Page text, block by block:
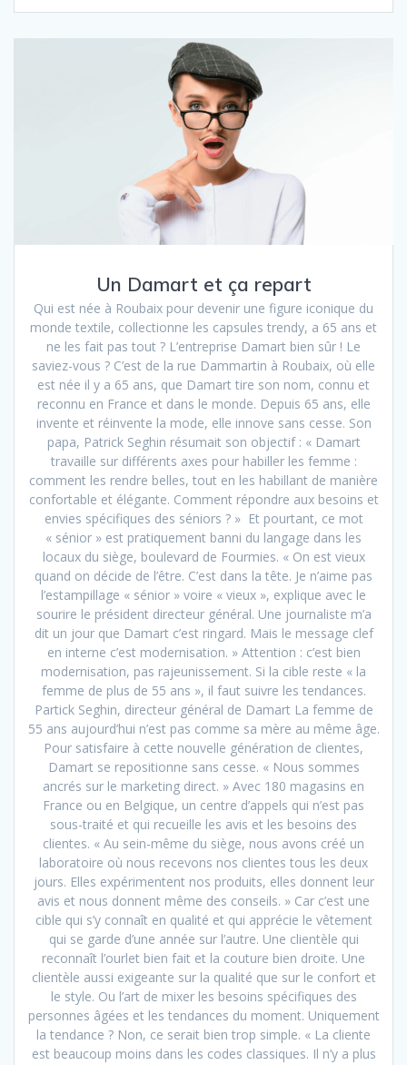
Un Damart et ça repart
Qui est née à Roubaix pour devenir une figure iconique du
monde textile, collectionne les capsules trendy, a 65 ans et
ne les fait pas tout ? L’entreprise Damart bien sûr ! Le
saviez-vous ? C’est de la rue Dammartin à Roubaix, où elle
est née il y a 65 ans, que Damart tire son nom, connu et
reconnu en France et dans le monde. Depuis 65 ans, elle
invente et réinvente la mode, elle innove sans cesse. Son
papa, Patrick Seghin résumait son objectif : « Damart
travaille sur différents axes pour habiller les femme :
comment les rendre belles, tout en les habillant de manière
confortable et élégante. Comment répondre aux besoins et
envies spécifiques des séniors ? » Et pourtant, ce mot
« sénior » est pratiquement banni du langage dans les
locaux du siège, boulevard de Fourmies. « On est vieux
quand on décide de l’être. C’est dans la tête. Je n’aime pas
l’estampillage « sénior » voire « vieux », explique avec le
sourire le président directeur général. Une journaliste m’a
dit un jour que Damart c’est ringard. Mais le message clef
en interne c’est modernisation. » Attention : c’est bien
modernisation, pas rajeunissement. Si la cible reste « la
femme de plus de 55 ans », il faut suivre les tendances.
Partick Seghin, directeur général de Damart La femme de
55 ans aujourd’hui n’est pas comme sa mère au même âge.
Pour satisfaire à cette nouvelle génération de clientes,
Damart se repositionne sans cesse. « Nous sommes
ancrés sur le marketing direct. » Avec 180 magasins en
France ou en Belgique, un centre d’appels qui n’est pas
sous-traité et qui recueille les avis et les besoins des
clientes. « Au sein-même du siège, nous avons créé un
laboratoire où nous recevons nos clientes tous les deux
jours. Elles expérimentent nos produits, elles donnent leur
avis et nous donnent même des conseils. » Car c’est une
cible qui s’y connaît en qualité et qui apprécie le vêtement
qui se garde d’une année sur l’autre. Une clientèle qui
reconnaît l’ourlet bien fait et la couture bien droite. Une
clientèle aussi exigeante sur la qualité que sur le confort et
le style. Ou l’art de mixer les besoins spécifiques des
personnes âgées et les tendances du moment. Uniquement
la tendance ? Non, ce serait bien trop simple. « La cliente
est beaucoup moins dans les codes classiques. Il n’y a plus